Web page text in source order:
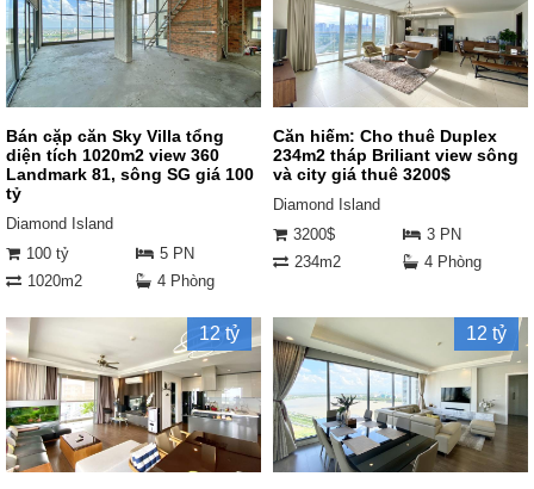
Bán cặp căn Sky Villa tổng
diện tích 1020m2 view 360
Landmark 81, sông SG giá 100
tỷ
Diamond Island
100 tỷ
5 PN
1020m2
4 Phòng
Căn hiếm: Cho thuê Duplex
234m2 tháp Briliant view sông
và city giá thuê 3200$
Diamond Island
3200$
3 PN
234m2
4 Phòng
12 tỷ 12 tỷ